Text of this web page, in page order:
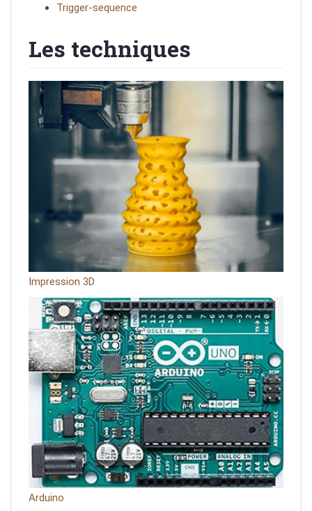
Trigger-sequence
Les techniques
Impression 3D
Arduino